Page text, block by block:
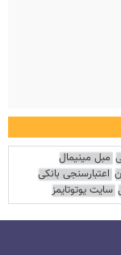
مبل مینیمال
اعتبارسنجی بانکی
سایت یوتوتایمز